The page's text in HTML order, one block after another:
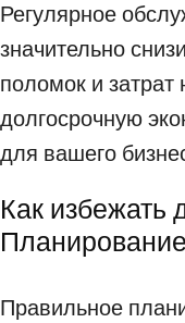
Регулярное
значительно
поломок и затрат
долгосрочную
для вашего
Как избежать
Правильное